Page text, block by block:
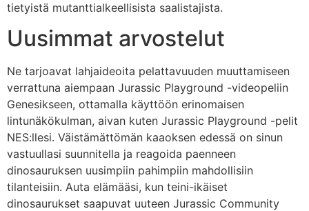
tietyistä mutanttialkeellisista saalistajista.
Uusimmat arvostelut
Ne tarjoavat lahjaideoita pelattavuuden muuttamiseen
verrattuna aiempaan Jurassic Playground -videopeliin
Genesikseen, ottamalla käyttöön erinomaisen
lintunäkökulman, aivan kuten Jurassic Playground -pelit
NES:llesi. Väistämättömän kaaoksen edessä on sinun
vastuullasi suunnitella ja reagoida paenneen
dinosauruksen uusimpiin pahimpiin mahdollisiin
tilanteisiin. Auta elämääsi, kun teini-ikäiset
dinosaurukset saapuvat uuteen Jurassic Community